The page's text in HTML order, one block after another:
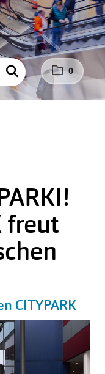
0
freut
CITYPARK